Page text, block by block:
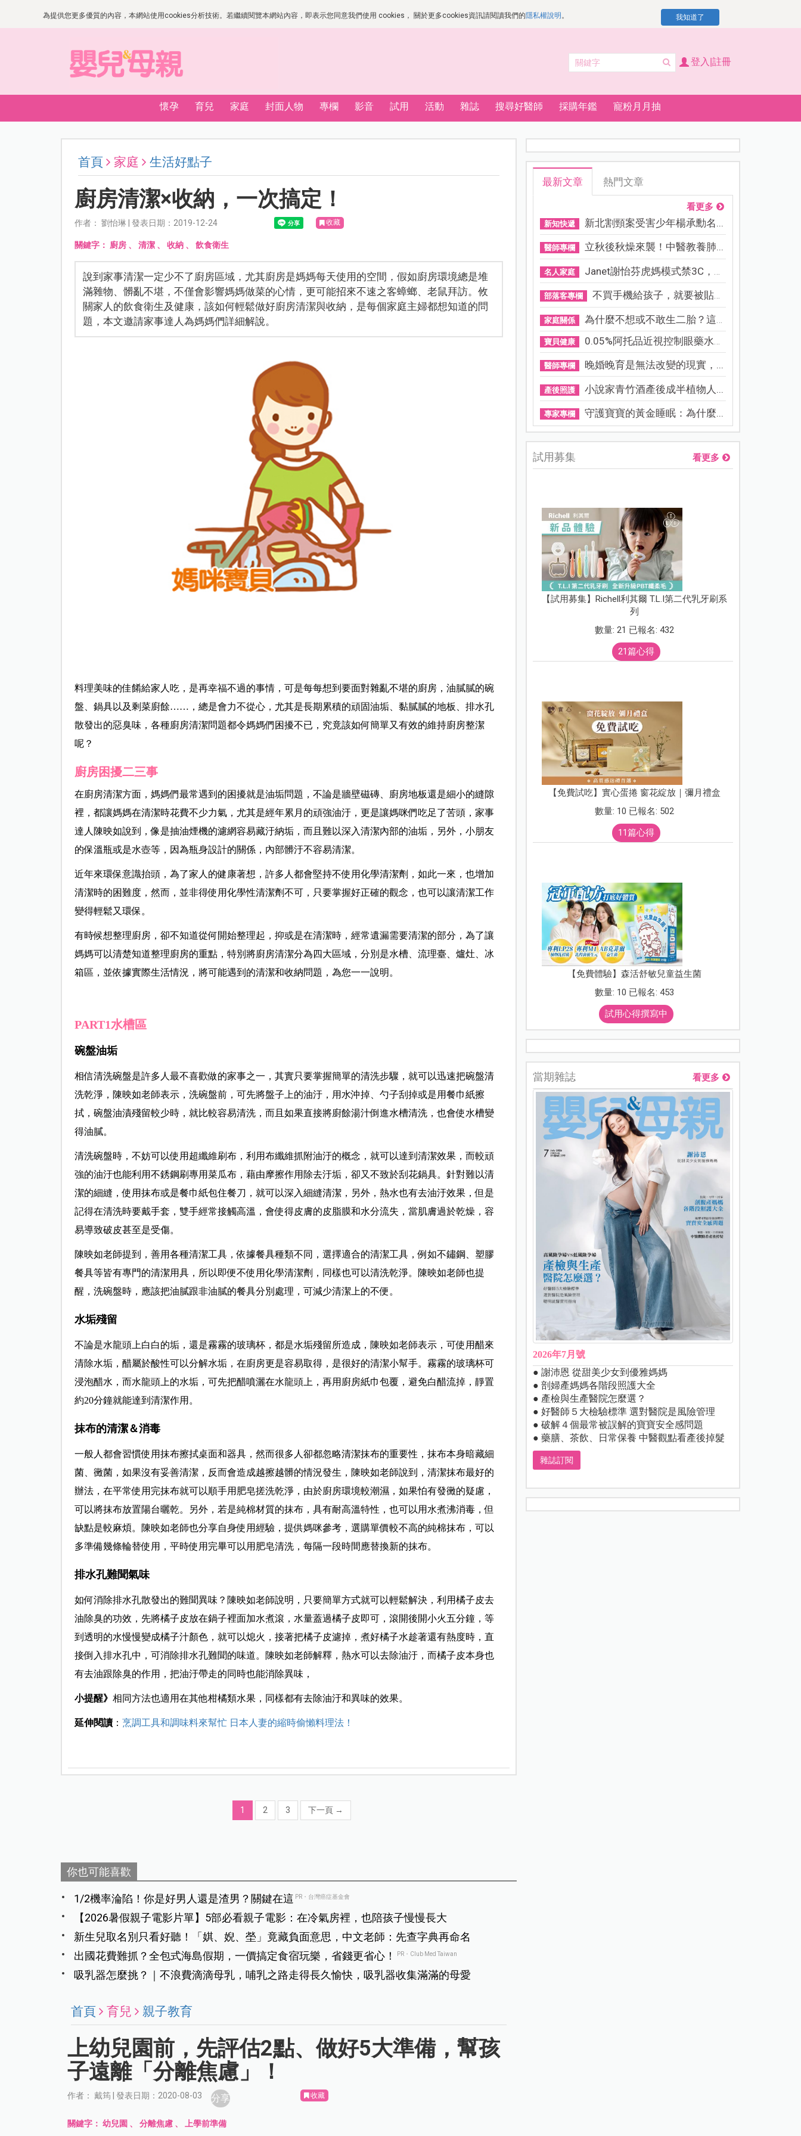
為提供您更多優質的內容，本網站使用cookies分析技術。若繼續閱覽本網站內容，即表示您同意我們使用 cookies， 關於更多cookies資訊請閱讀我們的隱私權說明 。 我知道了
登入|註冊
懷孕 育兒 家庭 封面人物 專欄 影音 試用 活動 雜誌 搜尋好醫師 採購年鑑 寵粉月月抽
首頁 家庭 生活好點子
廚房清潔×收納，一次搞定！
作者： 劉怡琳 | 發表日期：2019-12-24 收藏
關鍵字： 廚房、 清潔、 收納、 飲食衛生
說到家事清潔一定少不了廚房區域，尤其廚房是媽媽每天使用的空間，假如廚房環境總是堆
滿雜物、髒亂不堪，不僅會影響媽媽做菜的心情，更可能招來不速之客蟑螂、老鼠拜訪。攸
關家人的飲食衛生及健康，該如何輕鬆做好廚房清潔與收納，是每個家庭主婦都想知道的問
題，本文邀請家事達人為媽媽們詳細解說。
料理美味的佳餚給家人吃，是再幸福不過的事情，可是每每想到要面對雜亂不堪的廚房，油膩膩的碗
盤、鍋具以及剩菜廚餘……，總是會力不從心，尤其是長期累積的頑固油垢、黏膩膩的地板、排水孔
散發出的惡臭味，各種廚房清潔問題都令媽媽們困擾不已，究竟該如何簡單又有效的維持廚房整潔
呢？
廚房困擾二三事
在廚房清潔方面，媽媽們最常遇到的困擾就是油垢問題，不論是牆壁磁磚、廚房地板還是細小的縫隙
裡，都讓媽媽在清潔時花費不少力氣，尤其是經年累月的頑強油汙，更是讓媽咪們吃足了苦頭，家事
達人陳映如說到，像是抽油煙機的濾網容易藏汙納垢，而且難以深入清潔內部的油垢，另外，小朋友
的保溫瓶或是水壺等，因為瓶身設計的關係，內部髒汙不容易清潔。
近年來環保意識抬頭，為了家人的健康著想，許多人都會堅持不使用化學清潔劑，如此一來，也增加
清潔時的困難度，然而，並非得使用化學性清潔劑不可，只要掌握好正確的觀念，也可以讓清潔工作
變得輕鬆又環保。
有時候想整理廚房，卻不知道從何開始整理起，抑或是在清潔時，經常遺漏需要清潔的部分，為了讓
媽媽可以清楚知道整理廚房的重點，特別將廚房清潔分為四大區域，分別是水槽、流理臺、爐灶、冰
箱區，並依據實際生活情況，將可能遇到的清潔和收納問題，為您一一說明。
PART1水槽區
碗盤油垢
相信清洗碗盤是許多人最不喜歡做的家事之一，其實只要掌握簡單的清洗步驟，就可以迅速把碗盤清
洗乾淨，陳映如老師表示，洗碗盤前，可先將盤子上的油汙，用水沖掉、勺子刮掉或是用餐巾紙擦
拭，碗盤油漬殘留較少時，就比較容易清洗，而且如果直接將廚餘湯汁倒進水槽清洗，也會使水槽變
得油膩。
清洗碗盤時，不妨可以使用超纖維刷布，利用布纖維抓附油汙的概念，就可以達到清潔效果，而較頑
強的油汙也能利用不銹鋼刷專用菜瓜布，藉由摩擦作用除去汙垢，卻又不致於刮花鍋具。針對難以清
潔的細縫，使用抹布或是餐巾紙包住餐刀，就可以深入細縫清潔，另外，熱水也有去油汙效果，但是
記得在清洗時要戴手套，雙手經常接觸高溫，會使得皮膚的皮脂膜和水分流失，當肌膚過於乾燥，容
易導致破皮甚至是受傷。
陳映如老師提到，善用各種清潔工具，依據餐具種類不同，選擇適合的清潔工具，例如不鏽鋼、塑膠
餐具等皆有專門的清潔用具，所以即便不使用化學清潔劑，同樣也可以清洗乾淨。陳映如老師也提
醒，洗碗盤時，應該把油膩跟非油膩的餐具分別處理，可減少清潔上的不便。
水垢殘留
不論是水龍頭上白白的垢，還是霧霧的玻璃杯，都是水垢殘留所造成，陳映如老師表示，可使用醋來
清除水垢，醋屬於酸性可以分解水垢，在廚房更是容易取得，是很好的清潔小幫手。霧霧的玻璃杯可
浸泡醋水，而水龍頭上的水垢，可先把醋噴灑在水龍頭上，再用廚房紙巾包覆，避免白醋流掉，靜置
約20分鐘就能達到清潔作用。
抹布的清潔＆消毒
一般人都會習慣使用抹布擦拭桌面和器具，然而很多人卻都忽略清潔抹布的重要性，抹布本身暗藏細
菌、黴菌，如果沒有妥善清潔，反而會造成越擦越髒的情況發生，陳映如老師說到，清潔抹布最好的
辦法，在平常使用完抹布就可以順手用肥皂搓洗乾淨，由於廚房環境較潮濕，如果怕有發黴的疑慮，
可以將抹布放置陽台曬乾。另外，若是純棉材質的抹布，具有耐高溫特性，也可以用水煮沸消毒，但
缺點是較麻煩。陳映如老師也分享自身使用經驗，提供媽咪參考，選購單價較不高的純棉抹布，可以
多準備幾條輪替使用，平時使用完畢可以用肥皂清洗，每隔一段時間應替換新的抹布。
排水孔難聞氣味
如何消除排水孔散發出的難聞異味？陳映如老師說明，只要簡單方式就可以輕鬆解決，利用橘子皮去
油除臭的功效，先將橘子皮放在鍋子裡面加水煮滾，水量蓋過橘子皮即可，滾開後開小火五分鐘，等
到透明的水慢慢變成橘子汁顏色，就可以熄火，接著把橘子皮濾掉，煮好橘子水趁著還有熱度時，直
接倒入排水孔中，可消除排水孔難聞的味道。陳映如老師解釋，熱水可以去除油汙，而橘子皮本身也
有去油跟除臭的作用，把油汙帶走的同時也能消除異味，
小提醒》 相同方法也適用在其他柑橘類水果，同樣都有去除油汙和異味的效果。
延伸閱讀： 烹調工具和調味料來幫忙 日本人妻的縮時偷懶料理法！
1 2 3 下一頁 →
你也可能喜歡
1/2機率淪陷！你是好男人還是渣男？關鍵在這 PR・台灣癌症基金會
【2026暑假親子電影片單】5部必看親子電影：在冷氣房裡，也陪孩子慢慢長大
新生兒取名別只看好聽！「娸、婗、塋」竟藏負面意思，中文老師：先查字典再命名
出國花費難抓？全包式海島假期，一價搞定食宿玩樂，省錢更省心！
PR・Club Med Taiwan
吸乳器怎麼挑？｜不浪費滴滴母乳，哺乳之路走得長久愉快，吸乳器收集滿滿的母愛
首頁 育兒 親子教育
上幼兒園前，先評估2點、做好5大準備，幫孩
子遠離「分離焦慮」！
作者： 戴筠 | 發表日期：2020-08-03 分享 收藏
關鍵字：幼兒園 、分離焦慮 、 上學前準備
最新文章 熱門文章
看更多
新知快遞 新北割頸案受害少年楊承勳名...
醫師專欄 立秋後秋燥來襲！中醫教養肺...
名人家庭 Janet謝怡芬虎媽模式禁3C，看...
部落客專欄 不買手機給孩子，就要被貼「...
家庭關係 為什麼不想或不敢生二胎？這8...
寶貝健康 0.05%阿托品近視控制眼藥水納...
醫師專欄 晚婚晚育是無法改變的現實，...
產後照護 小說家青竹酒產後成半植物人...
專家專欄 守護寶寶的黃金睡眠：為什麼...
試用募集 看更多
【試用募集】Richell利其爾 T.L.I第二代乳牙刷系
列
數量: 21 已報名: 432
21篇心得
【免費試吃】實心蛋捲 窗花綻放｜彌月禮盒
數量: 10 已報名: 502
11篇心得
【免費體驗】森活舒敏兒童益生菌
數量: 10 已報名: 453
試用心得撰寫中
當期雜誌 看更多
2026年7月號
● 謝沛恩 從甜美少女到優雅媽媽
● 剖婦產媽媽各階段照護大全
● 產檢與生產醫院怎麼選？
● 好醫師５大檢驗標準 選對醫院是風險管理
● 破解４個最常被誤解的寶寶安全感問題
● 藥膳、茶飲、日常保養 中醫觀點看產後掉髮
雜誌訂閱